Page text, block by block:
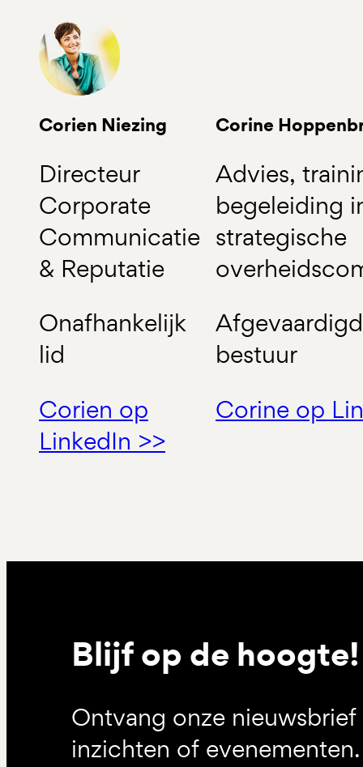
Corien Niezing
Directeur
Corporate
Communicatie
& Reputatie
Onafhankelijk
lid
Corien op
LinkedIn >>
Corine
Advies,
begeleiding
strategische
bestuur
Corine op
Blijf op de hoogte!
Ontvang onze
inzichten of